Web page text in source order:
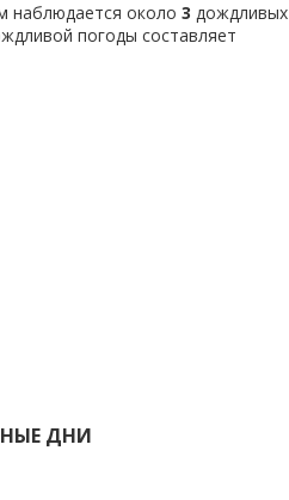
наблюдается около 3 дождливых
погоды составляет
ДНИ